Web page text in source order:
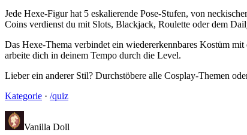
Jede Hexe-Figur hat 5 eskalierende Pose-Stufen, von
Coins verdienst du mit Slots, Blackjack, Roulette oder dem
Das Hexe-Thema verbindet ein wiedererkennbares Kostüm
arbeite dich in deinem Tempo durch die Level.
Lieber ein anderer Stil? Durchstöbere alle Cosplay-Themen
Kategorie · /quiz
Vanilla Doll